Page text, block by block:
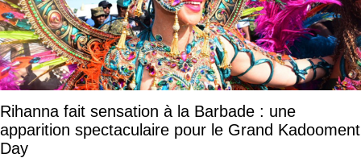
Rihanna fait sensation à la Barbade : une
apparition spectaculaire pour le Grand Kadooment
Day